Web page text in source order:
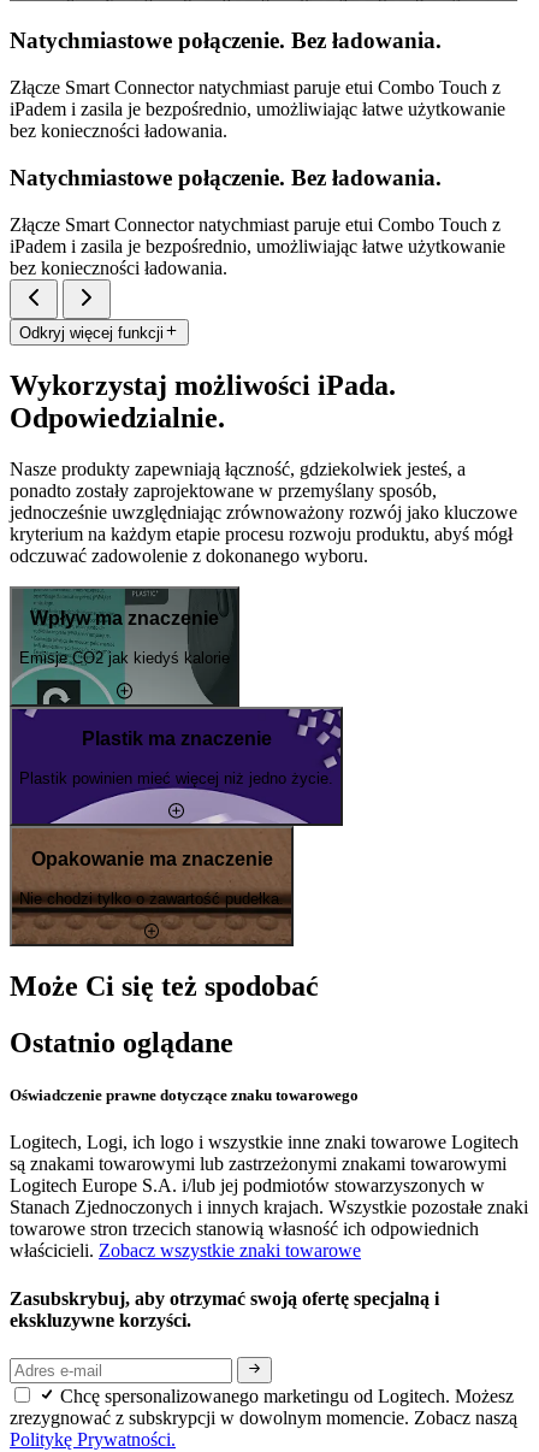
Natychmiastowe połączenie. Bez ładowania.
Złącze Smart Connector natychmiast paruje etui Combo Touch z
iPadem i zasila je bezpośrednio, umożliwiając łatwe użytkowanie
bez konieczności ładowania.
Natychmiastowe połączenie. Bez ładowania.
Złącze Smart Connector natychmiast paruje etui Combo Touch z
iPadem i zasila je bezpośrednio, umożliwiając łatwe użytkowanie
bez konieczności ładowania.
Odkryj więcej funkcji
Wykorzystaj możliwości iPada.
Odpowiedzialnie.
Nasze produkty zapewniają łączność, gdziekolwiek jesteś, a
ponadto zostały zaprojektowane w przemyślany sposób,
jednocześnie uwzględniając zrównoważony rozwój jako kluczowe
kryterium na każdym etapie procesu rozwoju produktu, abyś mógł
odczuwać zadowolenie z dokonanego wyboru.
Wpływ ma znaczenie
Emisje CO2 jak kiedyś kalorie
Plastik ma znaczenie
Plastik powinien mieć więcej niż jedno życie.
Opakowanie ma znaczenie
Nie chodzi tylko o zawartość pudełka.
Może Ci się też spodobać
Ostatnio oglądane
Oświadczenie prawne dotyczące znaku towarowego
Logitech, Logi, ich logo i wszystkie inne znaki towarowe Logitech
są znakami towarowymi lub zastrzeżonymi znakami towarowymi
Logitech Europe S.A. i/lub jej podmiotów stowarzyszonych w
Stanach Zjednoczonych i innych krajach. Wszystkie pozostałe znaki
towarowe stron trzecich stanowią własność ich odpowiednich
właścicieli. Zobacz wszystkie znaki towarowe
Zasubskrybuj, aby otrzymać swoją ofertę specjalną i
ekskluzywne korzyści.
Chcę spersonalizowanego marketingu od Logitech. Możesz
zrezygnować z subskrypcji w dowolnym momencie. Zobacz naszą
Politykę Prywatności.